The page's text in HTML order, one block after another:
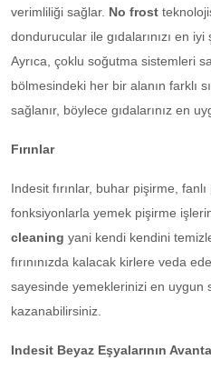
verimliliği sağlar. No frost
dondurucular ile gıdalarınızı en
Ayrıca, çoklu soğutma sistemleri
bölmesindeki her bir alanın farklı
sağlanır, böylece gıdalarınız en
Fırınlar
Indesit fırınlar, buhar pişirme,
fonksiyonlarla yemek pişirme
cleaning yani kendi kendini
fırınınızda kalacak kirlere veda
sayesinde yemeklerinizi en uygun
kazanabilirsiniz.
Indesit Beyaz Eşyalarının